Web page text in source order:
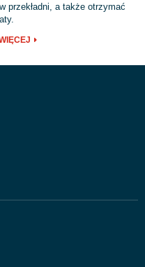
przekładni, a także otrzymać